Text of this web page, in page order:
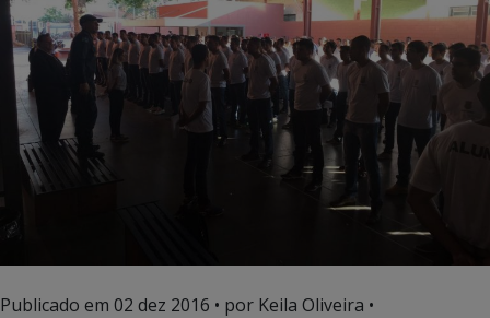
Publicado em 02 dez 2016 • por Keila Oliveira •